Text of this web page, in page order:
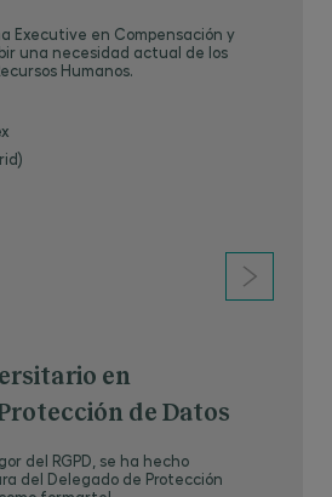
Executive en Compensación y
una necesidad actual de los
Humanos.
en
de Datos
del RGPD, se ha hecho
del Delegado de Protección